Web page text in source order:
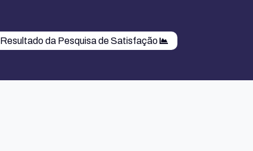
Resultado da Pesquisa de Satisfação